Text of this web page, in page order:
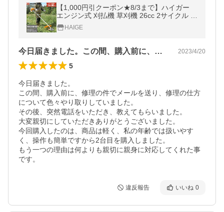
【1,000円引クーポン★8/3まで】ハイガー
エンジン式 刈払機 草刈機 26cc 2サイクル 両
手ハンドル チップソー 軽量 HG-BC260 1年
保証HAIGE
今日届きました。この間、購入前に、修理… 2023/4/20
5
今日届きました。
この間、購入前に、修理の件でメールを送り、修理の仕方
について色々やり取りしていました。
その後、突然電話をいただき、教えてもらいました。
大変親切にしていただきありがとうございました。
今回購入したのは、商品は軽く、私の年齢では扱いやす
く、操作も簡単ですから2台目を購入しました。
もう一つの理由は何よりも親切に親身に対応してくれた事
です。
違反報告 いいね 0